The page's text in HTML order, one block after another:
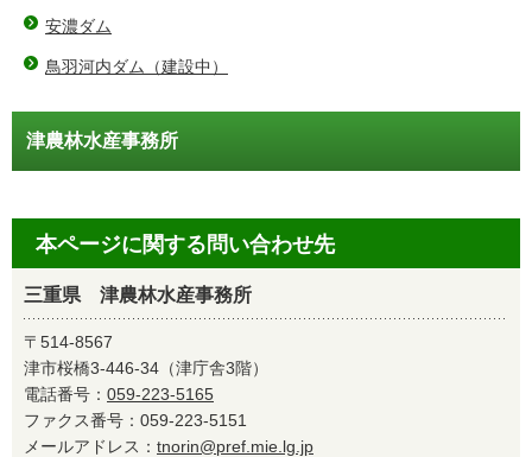
安濃ダム
鳥羽河内ダム（建設中）
津農林水産事務所
本ページに関する問い合わせ先
三重県 津農林水産事務所
〒514-8567
津市桜橋3-446-34（津庁舎3階）
電話番号： 059-223-5165
ファクス番号：059-223-5151
メールアドレス： tnorin@pref.mie.lg.jp